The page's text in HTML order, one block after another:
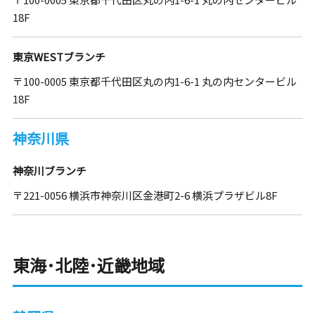
18F
東京WESTブランチ
〒100-0005 東京都千代田区丸の内1-6-1 丸の内センタービル
18F
神奈川県
神奈川ブランチ
〒221-0056 横浜市神奈川区金港町2-6 横浜プラザビル8F
東海･北陸･近畿地域